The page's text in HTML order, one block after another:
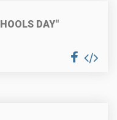
DAY"